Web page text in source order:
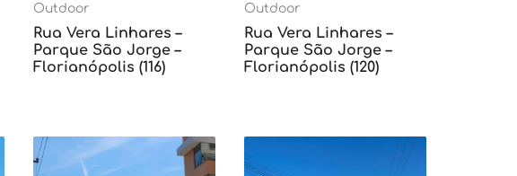
Outdoor
Rua Vera Linhares –
Parque São Jorge –
Florianópolis (116)
Outdoor
Rua Vera Linhares –
Parque São Jorge –
Florianópolis (120)